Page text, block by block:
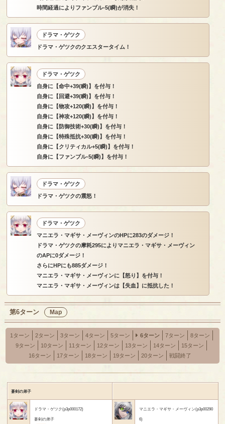
時間経過によりファンブル-5(瞬)が消失！
ドラマ・ゲツク
ドラマ・ゲツクのクエスタータイム！
ドラマ・ゲツク
自身に【命中+39(瞬)】を付与！
自身に【回避+39(瞬)】を付与！
自身に【物攻+120(瞬)】を付与！
自身に【神攻+120(瞬)】を付与！
自身に【防御技術+30(瞬)】を付与！
自身に【特殊抵抗+30(瞬)】を付与！
自身に【クリティカル+5(瞬)】を付与！
自身に【ファンブル-5(瞬)】を付与！
ドラマ・ゲツク
ドラマ・ゲツクの震怒！
ドラマ・ゲツク
マニエラ・マギサ・メーヴィンのHPに283のダメージ！
ドラマ・ゲツクの摩耗295によりマニエラ・マギサ・メーヴィン
のAPに0ダメージ！
さらにHPにも885ダメージ！
マニエラ・マギサ・メーヴィンに【怒り】を付与！
マニエラ・マギサ・メーヴィンは【失血】に抵抗した！
第6ターン Map
1ターン 2ターン 3ターン 4ターン 5ターン 6ターン 7ターン
8ターン
9ターン
10ターン 11ターン 12ターン 13ターン 14ターン
15ターン
16ターン
17ターン 18ターン 19ターン 20ターン 戦闘終了
蒼剣の弟子
ドラマ・ゲツク(p3p000172)
蒼剣の弟子
マニエラ・マギサ・メーヴィン(p3p00290
6)